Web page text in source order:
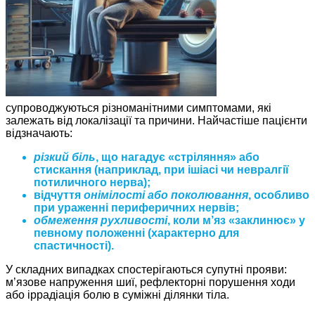
супроводжуються різноманітними симптомами, які
залежать від локалізації та причини. Найчастіше пацієнти
відзначають:
різкий біль, що нагадує «стріляння» або
стискання (наприклад, при ішіасі чи невралгії
потиличного нерва);
відчуття онімілості або поколювання, особливо
при ураженні периферичних нервів;
обмеження рухливості, коли м’яз «заклинює» у
певному положенні (характерно для
спастичності).
У складних випадках спостерігаються супутні прояви:
м’язове напруження шиї, рефлекторні порушення ходи
або іррадіація болю в суміжні ділянки тіла.